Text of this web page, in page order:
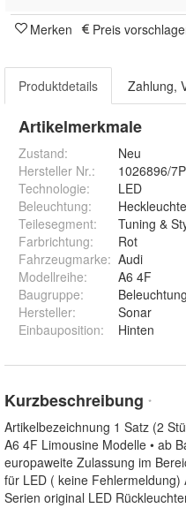
Merken Preis
Produktdetails Zahlung,
Artikelmerkmale
Zustand:
Neu
Hersteller Nr.:
1026896/
Technologie:
LED
Beleuchtung:
Heckleuchte
Teilesegment:
Tuning &
Farbrichtung:
Rot
Fahrzeugmarke: Audi
Modellreihe:
A6 4F
Baugruppe:
Beleuchtung
Hersteller:
Sonar
Einbauposition: Hinten
Kurzbeschreibung *
Artikelbezeichnung 1 Satz (2
A6 4F Limousine Modelle • ab
europaweite Zulassung im
für LED ( keine
Serien original LED